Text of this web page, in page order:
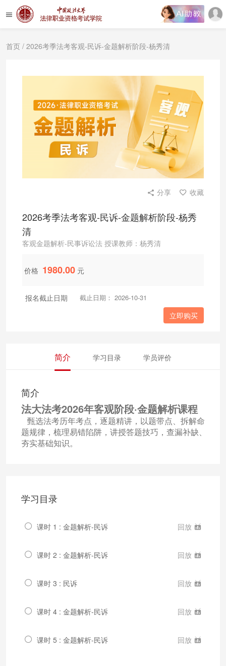
首页 / 2026考季法考客观-民诉-金题解析阶段-杨秀清
分享 收藏
2026考季法考客观-民诉-金题解析阶段-杨秀
清
客观金题解析-民事诉讼法 授课教师：杨秀清
价格 1980.00 元
报名截止日期 截止日期： 2026-10-31
立即购买
简介 学习目录 学员评价
简介
法大法考2026年客观阶段·金题解析课程
甄选法考历年考点，逐题精讲，以题带点、拆解命
题规律，梳理易错陷阱，讲授答题技巧，查漏补缺、
夯实基础知识。
学习目录
课时 1 : 金题解析-民诉 回放
课时 2 : 金题解析-民诉 回放
课时 3 : 民诉 回放
课时 4 : 金题解析-民诉 回放
课时 5 : 金题解析-民诉 回放